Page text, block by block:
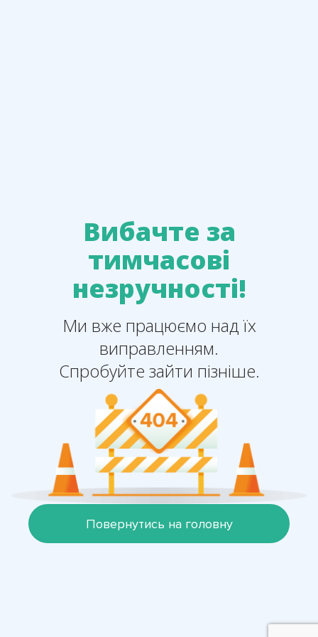
Вибачте за
тимчасові
незручності!
Ми вже працюємо над їх
виправленням.
Спробуйте зайти пізніше.
Повернутись на головну